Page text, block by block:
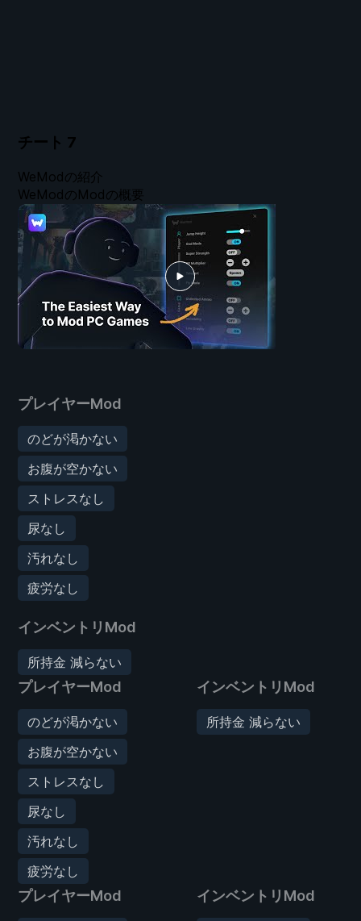
チート 7
プレイヤーMod
のどが渇かない
お腹が空かない
ストレスなし
尿なし
汚れなし
疲労なし
インベントリMod
所持金 減らない
プレイヤーMod
のどが渇かない
お腹が空かない
ストレスなし
尿なし
汚れなし
疲労なし
インベントリMod
所持金 減らない
プレイヤーMod インベントリMod
WeModの紹介
WeModのModの概要